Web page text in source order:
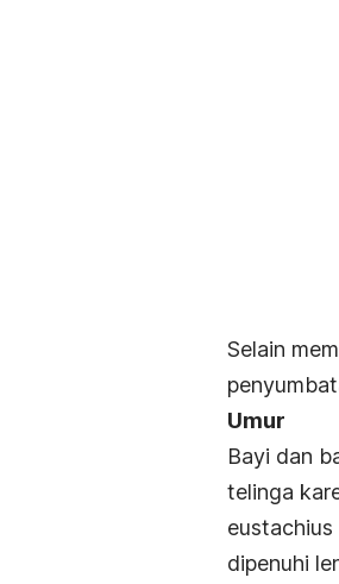
Selain
Umur
Bayi dan
telinga
dipenuhi